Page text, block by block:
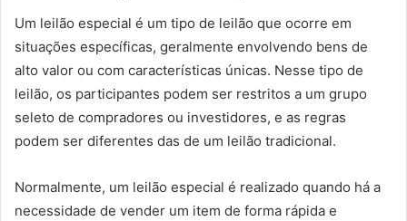
Um leilão especial é um tipo de leilão que ocorre em
situações específicas, geralmente envolvendo bens de
alto valor ou com características únicas. Nesse tipo de
leilão, os participantes podem ser restritos a um grupo
seleto de compradores ou investidores, e as regras
podem ser diferentes das de um leilão tradicional.
Normalmente, um leilão especial é realizado quando há a
necessidade de vender um item de forma rápida e